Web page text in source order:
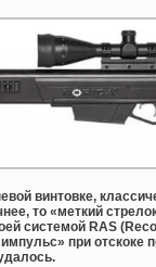
винтовке,
то «меткий
системой RAS
при